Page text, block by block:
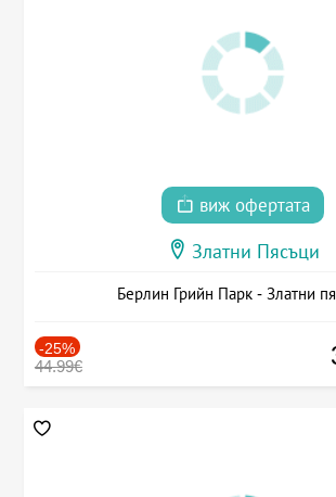
виж офертата
Златни Пясъци
Берлин Грийн Парк - Златни
-25%
44.99€